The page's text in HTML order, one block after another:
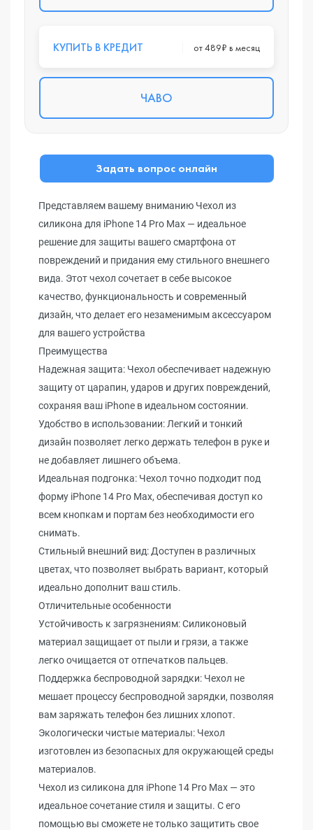
КУПИТЬ В КРЕДИТ от 489₽ в месяц
ЧАВО
Задать вопрос онлайн
Представляем вашему вниманию Чехол из
силикона для iPhone 14 Pro Max — идеальное
решение для защиты вашего смартфона от
повреждений и придания ему стильного внешнего
вида. Этот чехол сочетает в себе высокое
качество, функциональность и современный
дизайн, что делает его незаменимым аксессуаром
для вашего устройства
Преимущества
Надежная защита: Чехол обеспечивает надежную
защиту от царапин, ударов и других повреждений,
сохраняя ваш iPhone в идеальном состоянии.
Удобство в использовании: Легкий и тонкий
дизайн позволяет легко держать телефон в руке и
не добавляет лишнего объема.
Идеальная подгонка: Чехол точно подходит под
форму iPhone 14 Pro Max, обеспечивая доступ ко
всем кнопкам и портам без необходимости его
снимать.
Стильный внешний вид: Доступен в различных
цветах, что позволяет выбрать вариант, который
идеально дополнит ваш стиль.
Отличительные особенности
Устойчивость к загрязнениям: Силиконовый
материал защищает от пыли и грязи, а также
легко очищается от отпечатков пальцев.
Поддержка беспроводной зарядки: Чехол не
мешает процессу беспроводной зарядки, позволяя
вам заряжать телефон без лишних хлопот.
Экологически чистые материалы: Чехол
изготовлен из безопасных для окружающей среды
материалов.
Чехол из силикона для iPhone 14 Pro Max — это
идеальное сочетание стиля и защиты. С его
помощью вы сможете не только защитить свое